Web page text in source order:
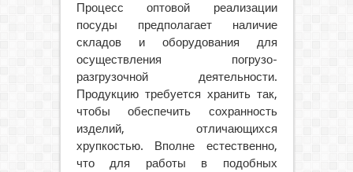
Процесс оптовой реализации
посуды предполагает наличие
складов и оборудования для
осуществления погрузо-
разгрузочной деятельности.
Продукцию требуется хранить так,
чтобы обеспечить сохранность
изделий, отличающихся
хрупкостью. Вполне естественно,
что для работы в подобных